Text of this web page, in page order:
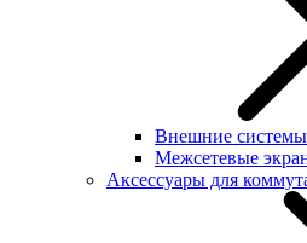
Внешние системы
Межсетевые
Аксессуары для